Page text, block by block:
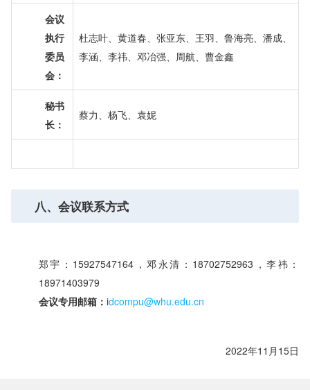
会议
执行
委员
会：
杜志叶、 黄道春、 张亚东、 王羽、 鲁海亮、 潘成、
李涵、 李祎、 邓冶强、 周航、 曹金鑫
秘书
长：
蔡力、杨飞、袁妮
八、会议联系方式
郑宇：15927547164，邓永清：18702752963，李祎：
18971403979
会议专用邮箱： idcompu@whu.edu.cn
2022年11月15日